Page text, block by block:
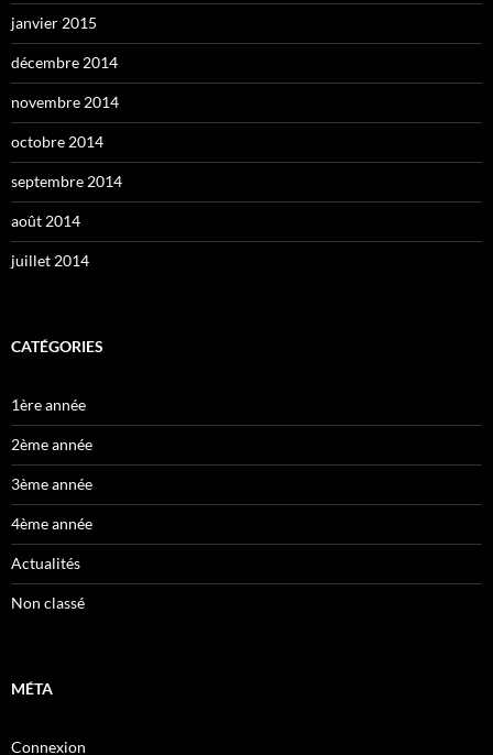
janvier 2015
décembre 2014
novembre 2014
octobre 2014
septembre 2014
août 2014
juillet 2014
CATÉGORIES
1ère année
2ème année
3ème année
4ème année
Actualités
Non classé
MÉTA
Connexion